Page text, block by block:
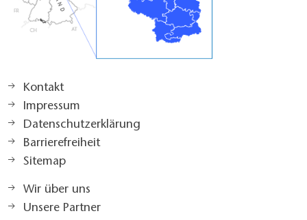
Kontakt
Impressum
Datenschutzerklärung
Barrierefreiheit
Sitemap
Wir über uns
Unsere Partner